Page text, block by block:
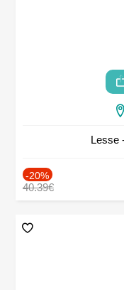
Lesse
-20%
40.39€